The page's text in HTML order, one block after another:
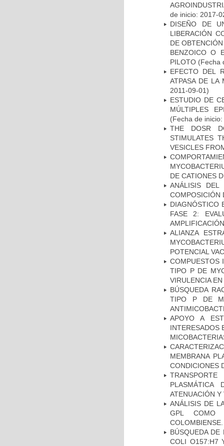
de inicio: 2017-
DISEÑO DE
LIBERACIÓN
DE
BENZOICO O
PILOTO (Fecha
EFECTO DEL
ATPASA DE LA
2011-09-01)
ESTUDIO DE
MÚLTIPLES
(Fecha de
THE DOSR
STIMULATES
VESICLES
DE CATIONES
ANÁLISIS DEL
COMPOSICIÓN
DIAGNÓSTICO
FASE 2:
ALIANZA
POTENCIAL
COMPUESTOS
TIPO P DE
VIRULENCIA
BÚSQUEDA
TIPO P DE
APOYO A
INTERESADOS
MEMBRANA
CONDICIONES
PLASMÁTICA
ATENUACIÓN Y
ANÁLISIS DE
GPL COMO
COLOMBIENSE.
BÚSQUEDA DE
COLI O157:H7